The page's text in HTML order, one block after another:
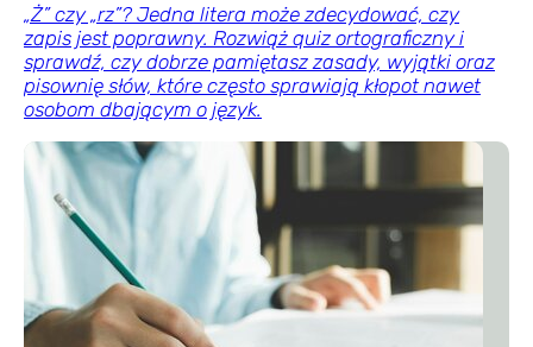
„Ż” czy „rz”? Jedna litera może zdecydować, czy
zapis jest poprawny. Rozwiąż quiz ortograficzny i
sprawdź, czy dobrze pamiętasz zasady, wyjątki oraz
pisownię słów, które często sprawiają kłopot nawet
osobom dbającym o język.